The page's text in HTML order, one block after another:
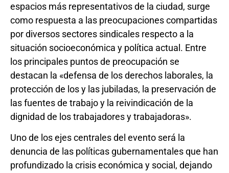
espacios más representativos de la ciudad, surge
como respuesta a las preocupaciones compartidas
por diversos sectores sindicales respecto a la
situación socioeconómica y política actual. Entre
los principales puntos de preocupación se
destacan la «defensa de los derechos laborales, la
protección de los y las jubiladas, la preservación de
las fuentes de trabajo y la reivindicación de la
dignidad de los trabajadores y trabajadoras».
Uno de los ejes centrales del evento será la
denuncia de las políticas gubernamentales que han
profundizado la crisis económica y social, dejando